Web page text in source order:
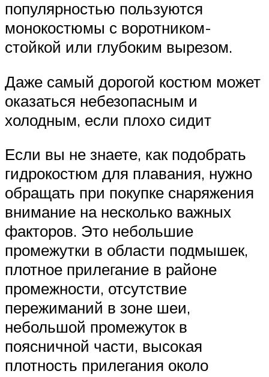
популярностью пользуются
монокостюмы с воротником-
стойкой или глубоким вырезом.
Даже самый дорогой костюм может
оказаться небезопасным и
холодным, если плохо сидит
Если вы не знаете, как подобрать
гидрокостюм для плавания, нужно
обращать при покупке снаряжения
внимание на несколько важных
факторов. Это небольшие
промежутки в области подмышек,
плотное прилегание в районе
промежности, отсутствие
пережиманий в зоне шеи,
небольшой промежуток в
поясничной части, высокая
плотность прилегания около